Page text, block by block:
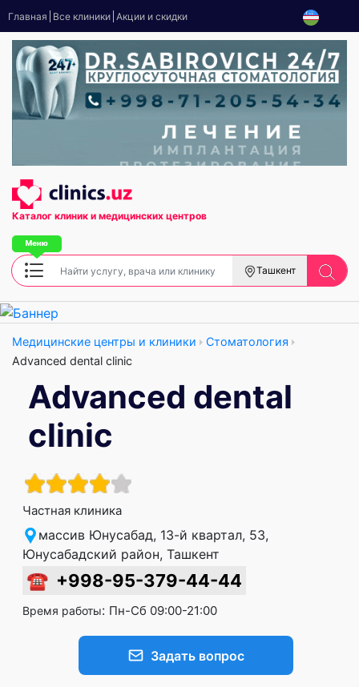
Главная Все клиники Акции и скидки
Каталог клиник и медицинских центров
Ташкент
Медицинские центры и клиники
Стоматология
Advanced dental clinic
Advanced dental
clinic
Частная клиника
массив Юнусабад, 13-й квартал, 53,
Юнусабадский район, Ташкент
☎ +998-95-379-44-44
Время работы: Пн-Сб 09:00-21:00
Задать вопрос